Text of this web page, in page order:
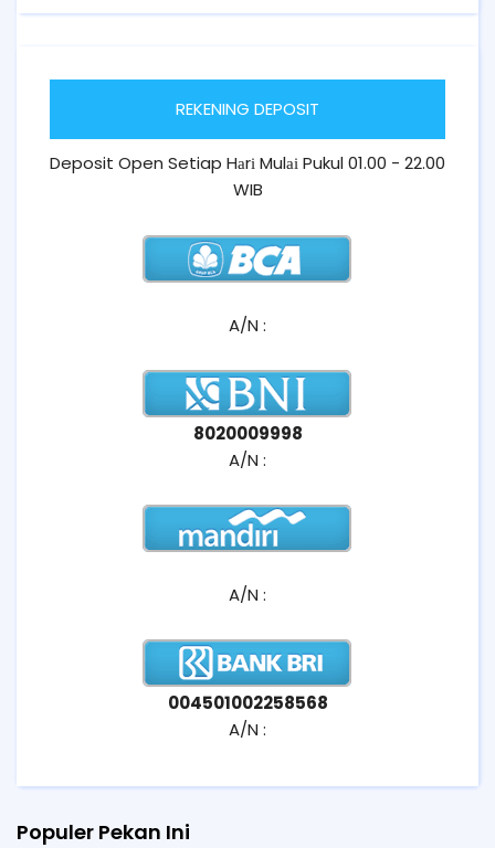
REKENING DEPOSIT
Deposit Open Setiap Hаrі Mulаі Pukul 01.00 - 22.00
WIB
A/N :
8020009998
A/N :
A/N :
004501002258568
A/N :
Populer Pekan Ini